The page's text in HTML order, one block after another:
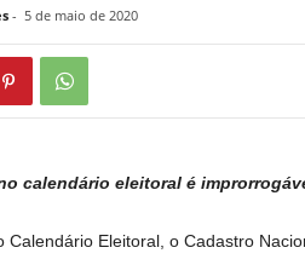
- 5 de maio de 2020
calendário eleitoral é
Calendário Eleitoral, o Cadastro